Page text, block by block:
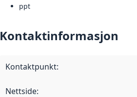
ppt
Kontaktinformasjon
Kontaktpunkt:
Nettside: